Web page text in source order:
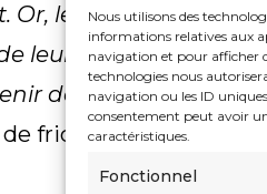
Nous utilisons des
informations relatives aux
navigation et pour afficher
technologies nous
navigation ou les ID
consentement peut avoir
caractéristiques.
Fonctionnel
Or, les États
leurs ressortissants.
de tels laissez-
friction, de